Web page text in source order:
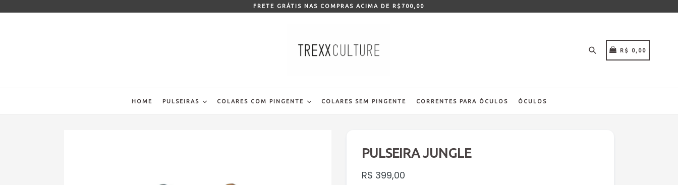
para
FRETE GRÁTIS NAS COMPRAS ACIMA DE R$700,00
PesquisarCARRINHO
CARRINHO
R$ 0,00
HOME PULSEIRAS COLARES COM PINGENTE COLARES SEM PINGENTE CORRENTES PARA ÓCULOS ÓCULOS
PULSEIRA JUNGLE
Preço
R$ 399,00